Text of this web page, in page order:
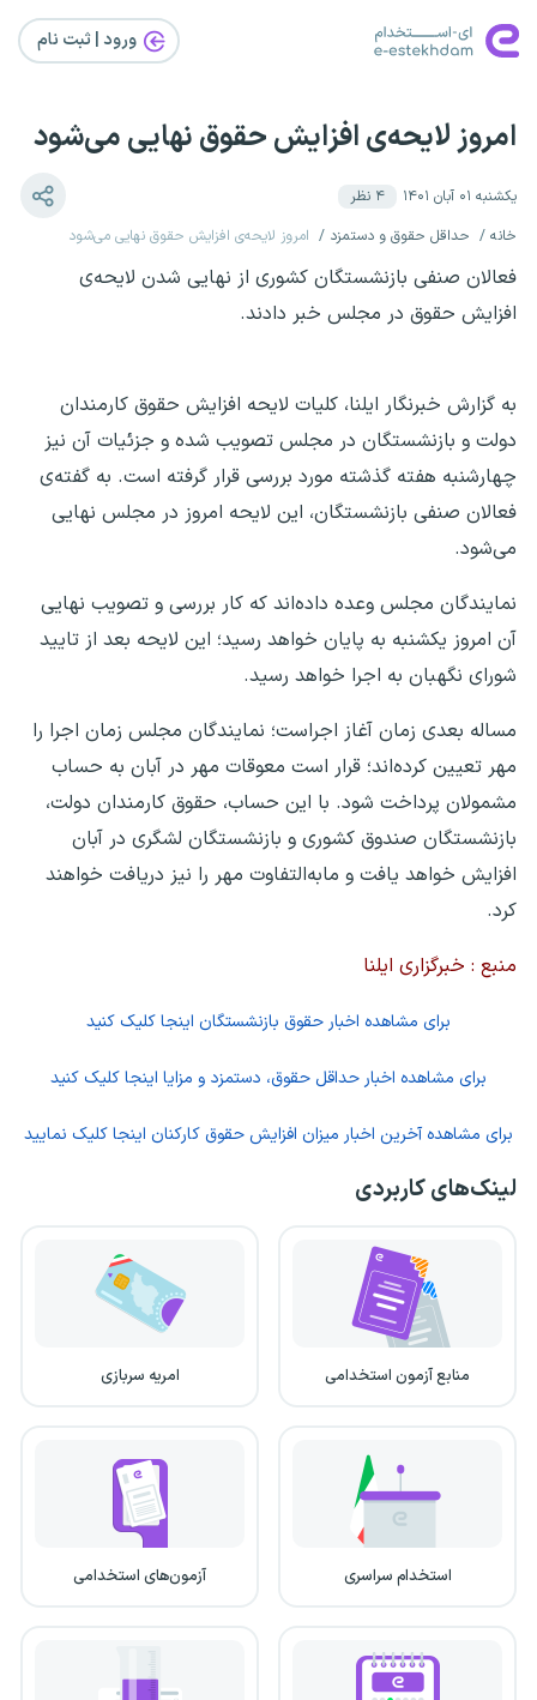
ورود | ثبت‌ نام
امروز لایحه‌ی افزایش حقوق نهایی می‌شود
یکشنبه ۰۱ آبان ۱۴۰۱ ۴ نظر
خانه
حداقل حقوق و دستمزد امروز لایحه‌ی افزایش حقوق نهایی می‌شود
فعالان صنفی بازنشستگان کشوری از نهایی شدن لایحه‌ی
افزایش حقوق در مجلس خبر دادند.
به گزارش خبرنگار ایلنا، کلیات لایحه افزایش حقوق کارمندان
دولت و بازنشستگان در مجلس تصویب شده و جزئیات آن نیز
چهارشنبه هفته گذشته مورد بررسی قرار گرفته است. به گفته‌ی
فعالان صنفی بازنشستگان، این لایحه امروز در مجلس نهایی
می‌شود.
نمایندگان مجلس وعده داده‌اند که کار بررسی و تصویب نهایی
آن امروز یکشنبه به پایان خواهد رسید؛ این لایحه بعد از تایید
شورای نگهبان به اجرا خواهد رسید.
مساله بعدی زمان آغاز اجراست؛ نمایندگان مجلس زمان اجرا را
مهر تعیین کرده‌اند؛ قرار است معوقات مهر در آبان به حساب
مشمولان پرداخت شود. با این حساب، حقوق کارمندان دولت،
بازنشستگان صندوق کشوری و بازنشستگان لشگری در آبان
افزایش خواهد یافت و مابه‌التفاوت مهر را نیز دریافت خواهند
کرد.
منبع : خبرگزاری ایلنا
برای مشاهده اخبار حقوق بازنشستگان اینجا کلیک کنید
برای مشاهده اخبار حداقل حقوق، دستمزد و مزایا اینجا کلیک کنید
برای مشاهده آخرین اخبار میزان افزایش حقوق کارکنان اینجا کلیک نمایید
لینک‌های کاربردی
منابع آزمون استخدامی امریه سربازی
استخدام سراسری آزمون‌های استخدامی